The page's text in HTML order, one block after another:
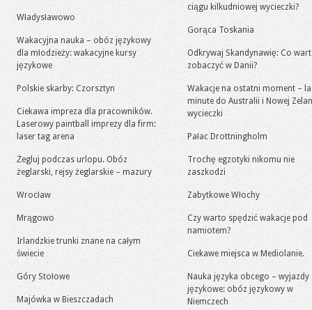
Władysławowo
Wakacyjna nauka – obóz językowy
dla młodzieży: wakacyjne kursy
językowe
Polskie skarby: Czorsztyn
Ciekawa impreza dla pracowników.
Laserowy paintball imprezy dla firm:
laser tag arena
Żegluj podczas urlopu. Obóz
żeglarski, rejsy żeglarskie – mazury
Wrocław
Mrągowo
Irlandzkie trunki znane na całym
świecie
Góry Stołowe
Majówka w Bieszczadach
ciągu kilkudniowej wycieczki?
Gorąca Toskania
Odkrywaj Skandynawię: Co
zobaczyć w Danii?
Wakacje na ostatni moment –
minute do Australii i Nowej
wycieczki
Pałac Drottningholm
Trochę egzotyki nikomu nie
zaszkodzi
Zabytkowe Włochy
Czy warto spędzić wakacje pod
namiotem?
Ciekawe miejsca w Mediolanie.
Nauka języka obcego – wyjazdy
językowe: obóz językowy w
Niemczech